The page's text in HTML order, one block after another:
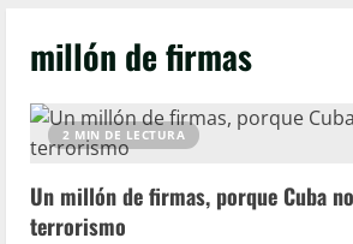
millón de firmas
2 MIN DE LECTURA
Un millón de firmas, porque Cuba
terrorismo